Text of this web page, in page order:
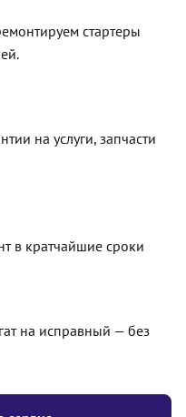
стартеры
на услуги, запчасти
в кратчайшие сроки
на исправный — без